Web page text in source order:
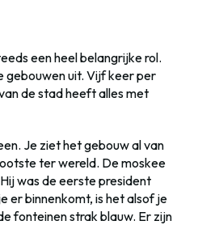
een heel belangrijke rol.
gebouwen uit. Vijf keer per
de stad heeft alles met
Je ziet het gebouw al van
ter wereld. De moskee
was de eerste president
er binnenkomt, is het alsof je
fonteinen strak blauw. Er zijn